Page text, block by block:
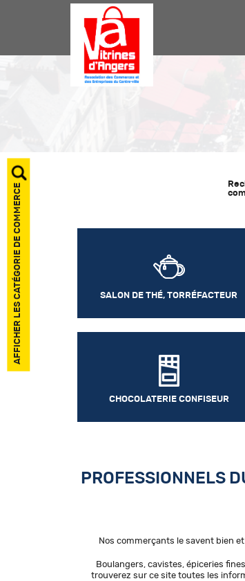
SALON DE THÉ, TORRÉFACTEUR
CHOCOLATERIE CONFISEUR
PROFESSIONNELS
Nos commerçants le savent bien
Boulangers, cavistes, épiceries
trouverez sur ce site toutes les
AFFICHER LES CATÉGORIE DE COMMERCE